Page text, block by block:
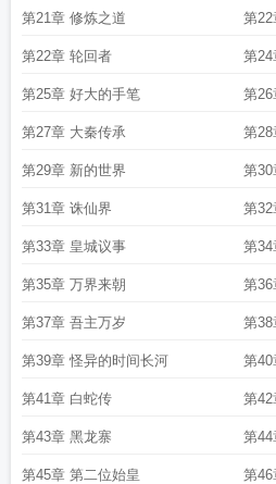
第21章 修炼之道 第
第22章 轮回者 第24
第25章 好大的手笔 第26
第27章 大秦传承 第
第29章 新的世界 第
第31章 诛仙界 第
第33章 皇城议事 第
第35章 万界来朝 第
第37章 吾主万岁 第
第39章 怪异的时间长河 第
第41章 白蛇传 第
第43章 黑龙寨 第44
第45章 第二位始皇 第